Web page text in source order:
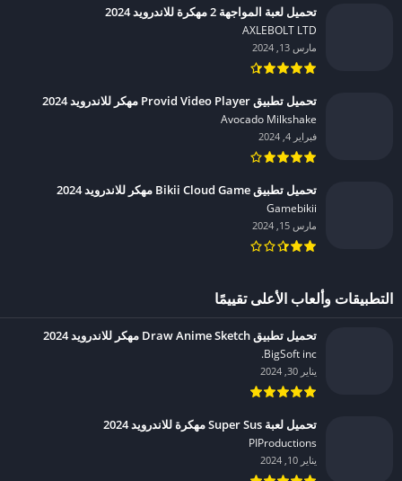
تحميل لعبة المواجهة 2 مهكرة للاندرويد 2024
AXLEBOLT LTD‏
مارس 13, 2024
تحميل تطبيق Provid Video Player مهكر للاندرويد 2024
Avocado Milkshake‏
فبراير 4, 2024
تحميل تطبيق Bikii Cloud Game مهكر للاندرويد 2024
Gamebikii‏
مارس 15, 2024
التطبيقات وألعاب الأعلى تقييمًا
تحميل تطبيق Draw Anime Sketch مهكر للاندرويد 2024
BigSoft inc.‏
يناير 30, 2024
تحميل لعبة Super Sus مهكرة للاندرويد 2024
PIProductions‏
يناير 10, 2024